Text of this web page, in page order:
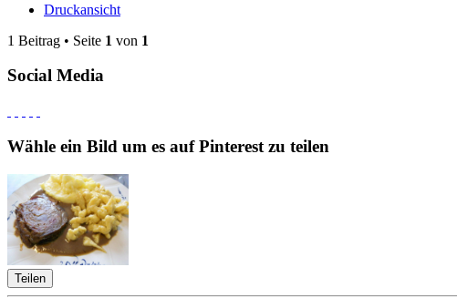
Druckansicht
1 Beitrag • Seite 1 von 1
Social Media
Wähle ein Bild um es auf Pinterest zu teilen
Teilen